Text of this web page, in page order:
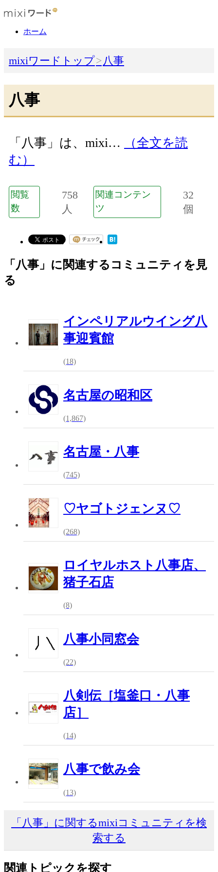
ホーム
mixiワードトップ 八事
八事
「八事」は、mixi…
（全文を読
む）
閲覧
数
758
人
関連コンテン
ツ
32
個
「八事」に関連するコミュニティを見
る
インペリアルウイング八
事迎賓館
(18)
名古屋の昭和区
(1,867)
名古屋・八事
(745)
♡ヤゴトジェンヌ♡
(268)
ロイヤルホスト八事店、
猪子石店
(8)
八事小同窓会
(22)
八剣伝［塩釜口・八事
店］
(14)
八事で飲み会
(13)
「八事」に関するmixiコミュニティを検
索する
関連トピックを探す